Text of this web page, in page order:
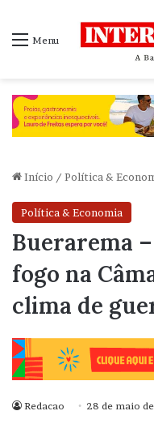
Menu
Início / Política &
Política & Economia
Buerarema
fogo na
clima de
Redacao 28 de maio